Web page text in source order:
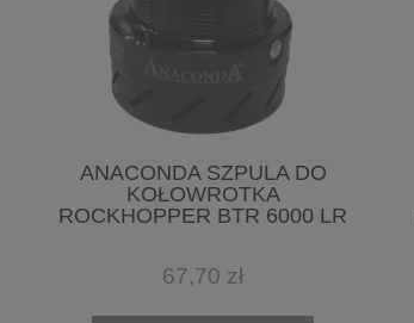
ANACONDA SZPULA DO
KOŁOWROTKA
ROCKHOPPER BTR 6000 LR
67,70 zł